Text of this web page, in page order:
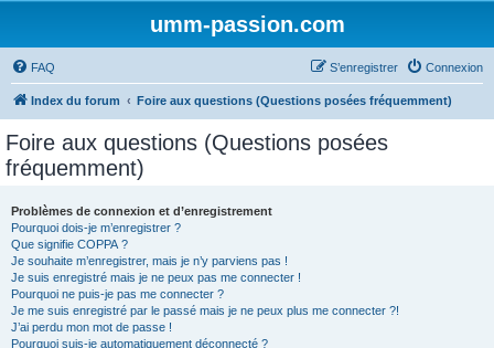
umm-passion.com
FAQ Connexion
S’enregistrer
Index du forum Foire aux questions (Questions posées fréquemment)
Foire aux questions (Questions posées
fréquemment)
Problèmes de connexion et d’enregistrement
Pourquoi dois-je m’enregistrer ?
Que signifie COPPA ?
Je souhaite m’enregistrer, mais je n’y parviens pas !
Je suis enregistré mais je ne peux pas me connecter !
Pourquoi ne puis-je pas me connecter ?
Je me suis enregistré par le passé mais je ne peux plus me connecter ?!
J’ai perdu mon mot de passe !
Pourquoi suis-je automatiquement déconnecté ?